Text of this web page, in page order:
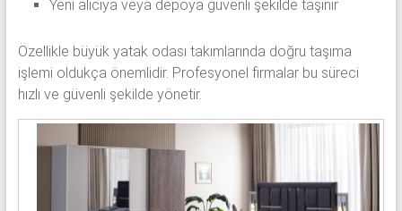
Yeni alıcıya veya depoya güvenli şekilde taşınır
Özellikle büyük yatak odası takımlarında doğru taşıma
işlemi oldukça önemlidir. Profesyonel firmalar bu süreci
hızlı ve güvenli şekilde yönetir.